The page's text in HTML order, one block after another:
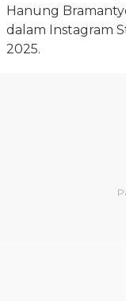
Hanung
dalam Instagram
2025.